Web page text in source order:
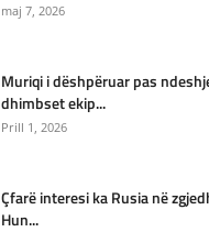
maj 7, 2026
Muriqi i dëshpëruar pas
dhimbset ekip...
Prill 1, 2026
Çfarë interesi ka Rusia në
Hun...